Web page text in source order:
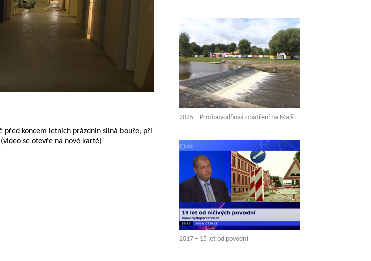
před koncem letních prázdnin silná bouře, při
se otevře na nové kartě)
2025 – Protipovodňová opatření na Malši
2017 – 15 let od povodní